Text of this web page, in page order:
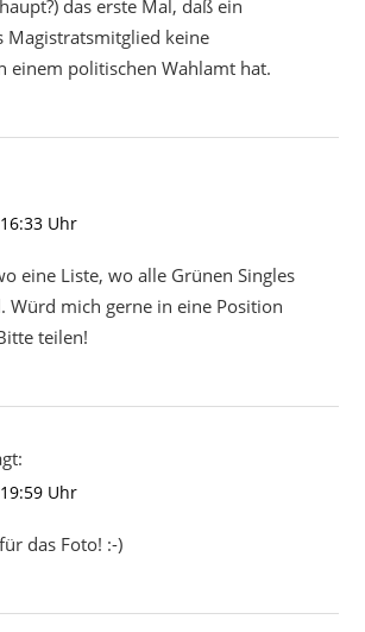
das erste Mal, daß ein
Magistratsmitglied keine
einem politischen Wahlamt hat.
Uhr
eine Liste, wo alle Grünen Singles
Würd mich gerne in eine Position
teilen!
Uhr
das Foto! :-)